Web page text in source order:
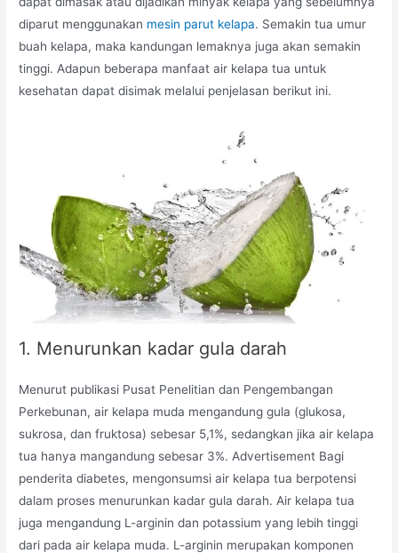
diparut menggunakan mesin parut kelapa. Semakin tua umur
buah kelapa, maka kandungan lemaknya juga akan semakin
tinggi. Adapun beberapa manfaat air kelapa tua untuk
kesehatan dapat disimak melalui penjelasan berikut ini.
1. Menurunkan kadar gula darah
Menurut publikasi Pusat Penelitian dan Pengembangan
Perkebunan, air kelapa muda mengandung gula (glukosa,
sukrosa, dan fruktosa) sebesar 5,1%, sedangkan jika air kelapa
tua hanya mangandung sebesar 3%. Advertisement Bagi
penderita diabetes, mengonsumsi air kelapa tua berpotensi
dalam proses menurunkan kadar gula darah. Air kelapa tua
juga mengandung L-arginin dan potassium yang lebih tinggi
dari pada air kelapa muda. L-arginin merupakan komponen